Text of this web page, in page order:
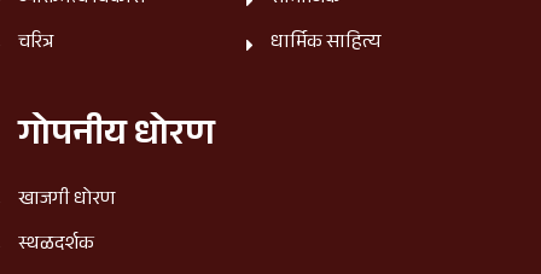
चरित्र
धार्मिक साहित्य
गोपनीय धोरण
खाजगी धोरण
स्थळदर्शक